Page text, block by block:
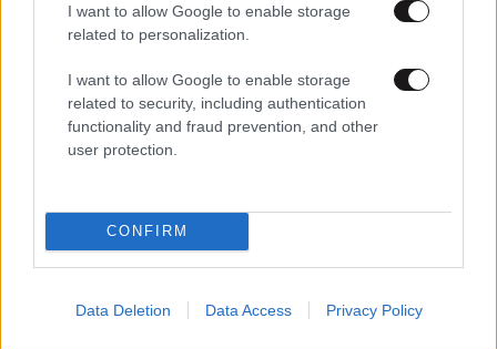
I want to allow Google to enable storage
related to personalization.
I want to allow Google to enable storage
related to security, including authentication
functionality and fraud prevention, and other
user protection.
CONFIRM
Data Deletion Data Access Privacy Policy
Λασίθι: Σε ύφεση η φωτιά στα Αχλάδια, αλλά η
Κρήτη παραμένει σε «κόκκινο συναγερμό»